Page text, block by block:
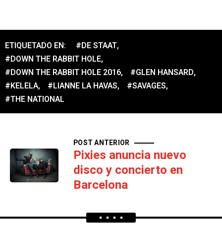
ETIQUETADO EN: #DE STAAT,
#DOWN THE RABBIT HOLE,
#DOWN THE RABBIT HOLE 2016, #GLEN HANSARD,
#KELELA, #LIANNE LA HAVAS, #SAVAGES,
#THE NATIONAL
POST ANTERIOR
Pixies anuncia nuevo
disco y concierto en
Barcelona